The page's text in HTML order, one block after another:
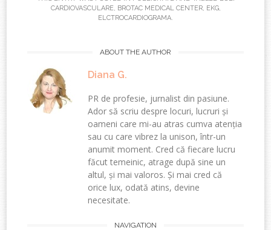
CARDIOVASCULARE, BROTAC MEDICAL CENTER, EKG,
ELCTROCARDIOGRAMA.
ABOUT THE AUTHOR
Diana G.
PR de profesie, jurnalist din pasiune.
Ador să scriu despre locuri, lucruri și
oameni care mi-au atras cumva atenția
sau cu care vibrez la unison, într-un
anumit moment. Cred că fiecare lucru
făcut temeinic, atrage după sine un
altul, și mai valoros. Și mai cred că
orice lux, odată atins, devine
necesitate.
NAVIGATION